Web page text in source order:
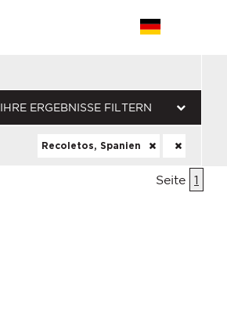
IHRE ERGEBNISSE FILTERN
Recoletos, Spanien
Seite 1